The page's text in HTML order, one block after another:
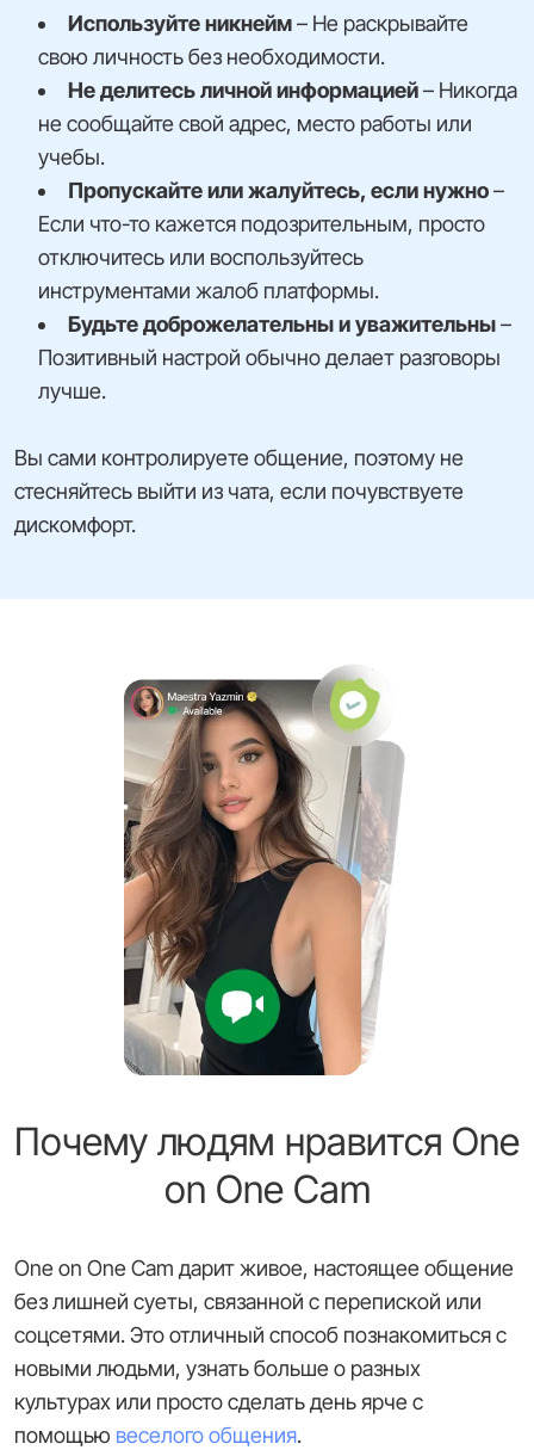
Используйте никнейм– Не раскрывайте
свою личность без необходимости.
Не делитесь личной информацией– Никогда
не сообщайте свой адрес, место работы или
учебы.
Пропускайте или жалуйтесь, если нужно–
Если что-то кажется подозрительным, просто
отключитесь или воспользуйтесь
инструментами жалоб платформы.
Будьте доброжелательны и уважительны–
Позитивный настрой обычно делает разговоры
лучше.
Вы сами контролируете общение, поэтому не
стесняйтесь выйти из чата, если почувствуете
дискомфорт.
Почему людям нравится One
on One Cam
One on One Cam дарит живое, настоящее общение
без лишней суеты, связанной с перепиской или
соцсетями. Это отличный способ познакомиться с
новыми людьми, узнать больше о разных
культурах или просто сделать день ярче с
помощью веселого общения.